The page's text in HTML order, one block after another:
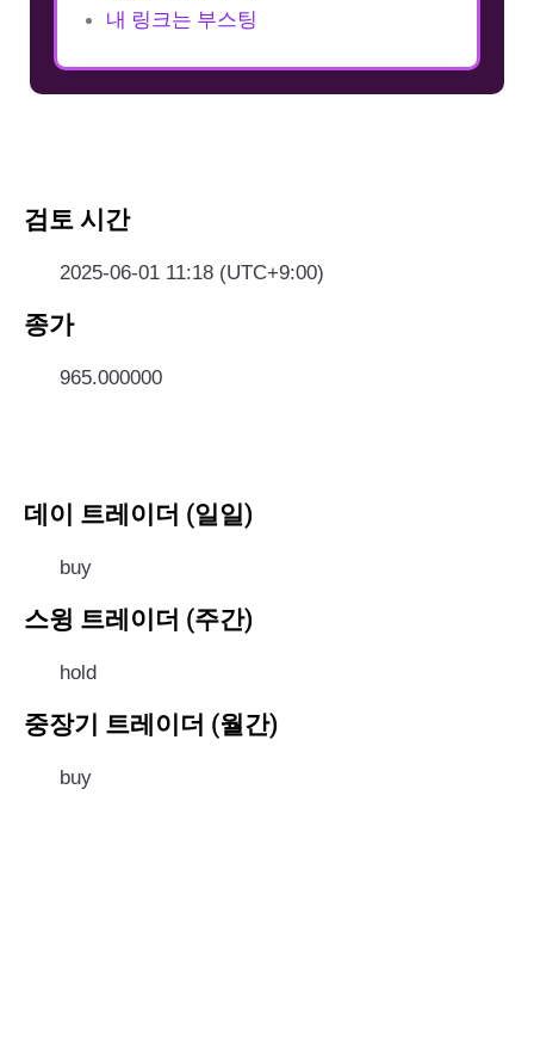
내 링크는 부스팅
검토 시간
2025-06-01 11:18 (UTC+9:00)
종가
965.000000
데이 트레이더 (일일)
buy
스윙 트레이더 (주간)
hold
중장기 트레이더 (월간)
buy